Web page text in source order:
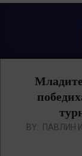
BY: ПАВЛИН